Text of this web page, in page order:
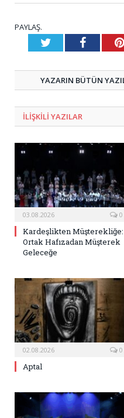
PAYLAŞ.
Twitter
YAZARIN BÜTÜN
ILIŞKILI YAZILAR
03.08.2026 0
Kardeşlikten Müşterekliğe:
Ortak Hafızadan Müşterek
Geleceğe
02.08.2026 0
Aptal